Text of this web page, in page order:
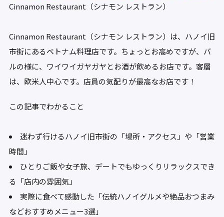
Cinnamon Restaurant（シナモン レストラン）
Cinnamon Restaurant（シナモン レストラン）は、ハノイ旧
市街にあるベトナム料理店です。ちょっとお高めですが、バ
ルの様に、ワイワイガヤガヤとお酒が飲めるお店です。客層
は、欧米人中心です。店員の気配りが最高なお店です！
この記事でわかること
迷わず行けるハノイ旧市街の「場所・アクセス」や「営業
時間」
ひとりご飯や女子旅、デートでもゆっくりリラックスでき
る「店内の雰囲気」
実際に食べて感動した「伝統ハノイグルメや絶品おつまみ
などおすすめメニュー3選」